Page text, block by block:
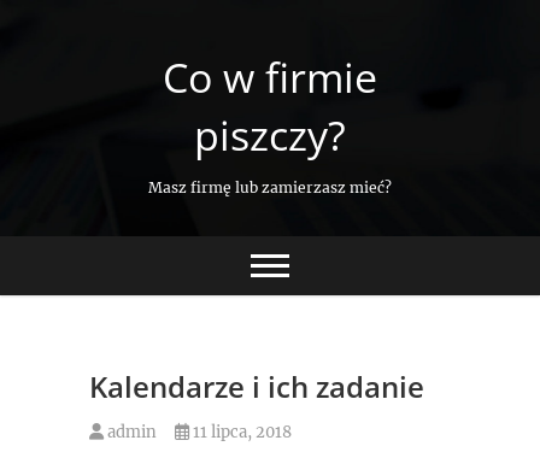
Co w firmie
piszczy?
Masz firmę lub zamierzasz mieć?
Kalendarze i ich zadanie
admin 11 lipca, 2018